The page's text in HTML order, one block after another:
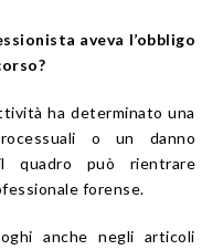
aveva l’obbligo
ha determinato una
o un danno
il quadro può rientrare
forense.
anche negli articoli